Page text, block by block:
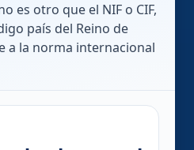
es otro que el NIF o CIF,
país del Reino de
a la norma internacional